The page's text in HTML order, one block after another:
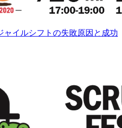
イルシフトの失敗原因と成功